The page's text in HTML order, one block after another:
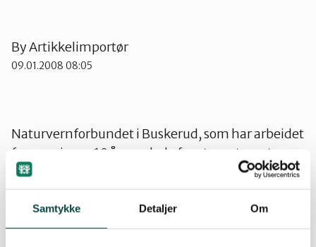
Samtykke Detaljer Om
Øvre Eiker
ByArtikkelimportør
09.01.2008 08:05
Naturvernforbundet i Buskerud, som har arbeidet
for vern i over 10 år, er glade for at mesteparten av
et av Norges mest verdifulle skogområder blir
sikret for etterslekten. De viktigste verneverdiene
i de resterende 58 km2 må også ivaretas i tråd
med påviste verdier.